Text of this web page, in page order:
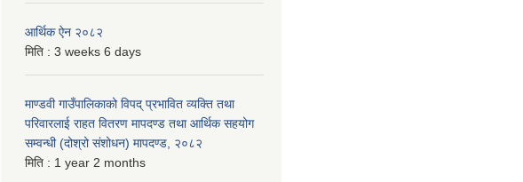
आर्थिक ऐन २०८२
मिति : 3 weeks 6 days
माण्डवी गाउँपालिकाको विपद् प्रभावित व्यक्ति तथा
परिवारलाई राहत वितरण मापदण्ड तथा आर्थिक सहयोग
सम्वन्धी (दोश्रो संशोधन) मापदण्ड, २०८२
मिति : 1 year 2 months